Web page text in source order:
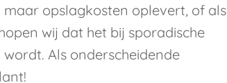
opslagkosten oplevert, of als
wij dat het bij sporadische
Als onderscheidende